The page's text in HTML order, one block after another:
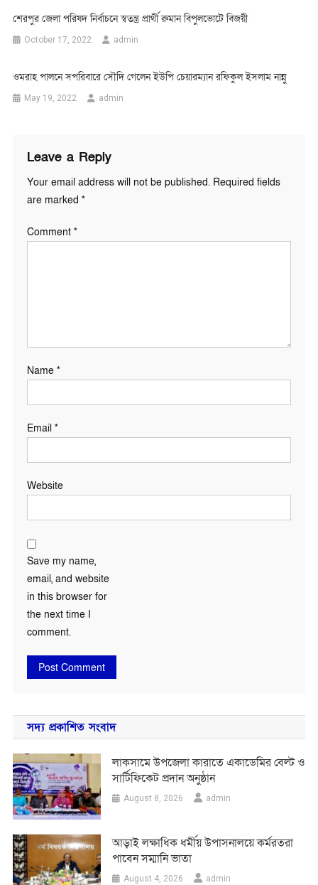
শেরপুর জেলা পরিষদ নির্বাচনে স্বতন্ত্র প্রার্থী রুমান বিপুলভোটে বিজয়ী
October 17, 2022 admin
ওমরাহ পালনে সপরিবারে সৌদি গেলেন ইউপি চেয়ারম্যান রফিকুল ইসলাম নান্নু
May 19, 2022 admin
Leave a Reply
Your email address will not be published. Required fields
are marked *
Comment *
Name *
Email *
Website
Save my name,
email, and website
in this browser for
the next time I
comment.
সদ্য প্রকাশিত সংবাদ
লাকসামে উপজেলা কারাতে একাডেমির বেল্ট ও
সার্টিফিকেট প্রদান অনুষ্ঠান
August 8, 2026 admin
আড়াই লক্ষাধিক ধর্মীয় উপাসনালয়ে কর্মরতরা
পাবেন সম্মানি ভাতা
August 4, 2026 admin